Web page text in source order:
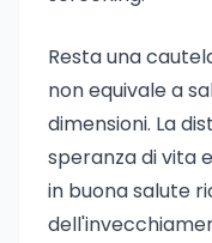
Resta una
non equivale a
dimensioni. La
speranza di vita
in buona salute